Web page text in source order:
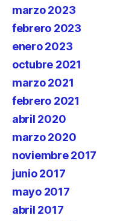
marzo 2023
febrero 2023
enero 2023
octubre 2021
marzo 2021
febrero 2021
abril 2020
marzo 2020
noviembre 2017
junio 2017
mayo 2017
abril 2017